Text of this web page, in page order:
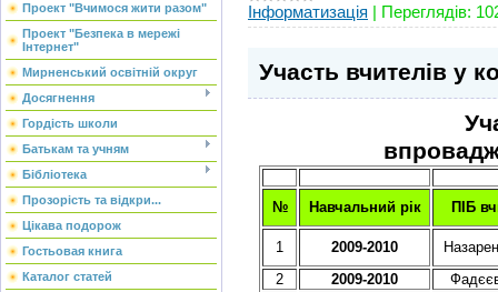
Проект "Вчимося жити разом"
Проект "Безпека в мережі
Інтернет"
Мирненський освітній округ
Досягнення
Гордість школи
Батькам та учням
Бібліотека
Прозорість та відкри...
Цікава подорож
Гостьовая книга
Каталог статей
Інформатизація Переглядів:
Участь вчителів у
№ Навчальний рік ПІБ
1 2009-2010
2
2009-2010